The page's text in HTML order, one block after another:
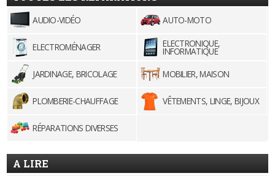
AUDIO-VIDÉO AUTO-MOTO
ELECTROMÉNAGER ELECTRONIQUE,
INFORMATIQUE
JARDINAGE, BRICOLAGE
MOBILIER, MAISON
PLOMBERIE-CHAUFFAGE VÊTEMENTS, LINGE, BIJOUX
RÉPARATIONS DIVERSES
A LIRE